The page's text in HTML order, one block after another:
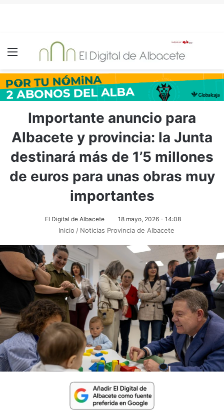
Menú
Importante anuncio para
Albacete y provincia: la Junta
destinará más de 1’5 millones
de euros para unas obras muy
importantes
El Digital de Albacete 18 mayo, 2026 - 14:08
Inicio / Noticias Provincia de Albacete